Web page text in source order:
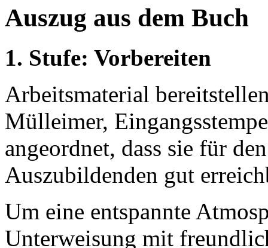
Auszug aus dem Buch
1. Stufe: Vorbereiten
Arbeitsmaterial
Mülleimer,
angeordnet, dass sie für
Auszubildenden gut
Um eine entspannte
Unterweisung mit